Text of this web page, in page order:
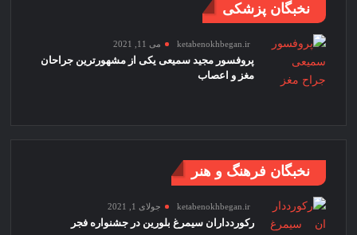
نخبگان پزشکی
ketabenokhbegan.ir می 11, 2021
پروفسور مجید سمیعی یکی از مشهورترین جراحان
مغز و اعصاب
نخبگان فرهنگ و هنر
ketabenokhbegan.ir جولای 1, 2021
رکوردداران سیمرغ بلورین در جشنواره فجر